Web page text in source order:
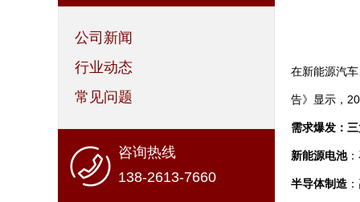
公司新闻
行业动态
常见问题
咨询热线
138-2613-7660
在新能源汽
告》显示，
需求爆发：
新能源电池
半导体制造